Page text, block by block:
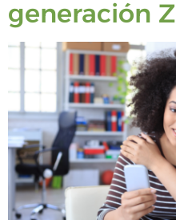
generación Z